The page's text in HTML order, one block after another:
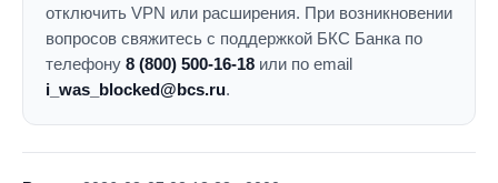
отключить VPN или расширения. При возникновении
вопросов свяжитесь с поддержкой БКС Банка по
телефону 8 (800) 500-16-18 или по email
i_was_blocked@bcs.ru.